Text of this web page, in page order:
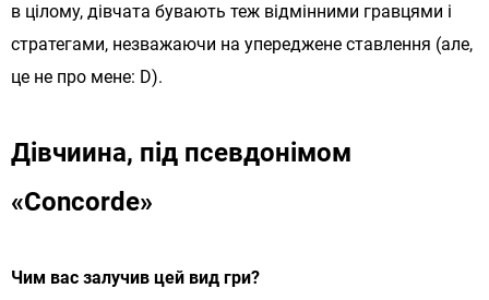
в цілому, дівчата бувають теж відмінними гравцями і
стратегами, незважаючи на упереджене ставлення (але,
це не про мене: D).
Дівчиина, під псевдонімом
«Concorde»
Чим вас залучив цей вид гри?